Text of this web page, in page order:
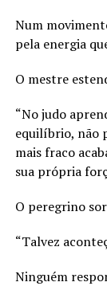
Num
pela energia
O mestre
“No judo
equilíbrio, não
mais fraco
sua própria
O peregrino
“Talvez
Ninguém